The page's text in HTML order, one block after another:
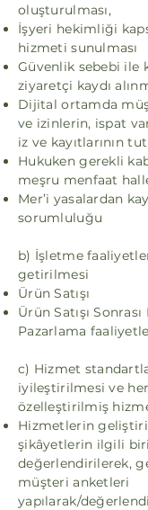
oluşturulması,
İşyeri hekimliği
hizmeti sunulması
Güvenlik sebebi ile
ziyaretçi kaydı
Dijital ortamda
ve izinlerin, ispat
iz ve kayıtlarının
Hukuken gerekli
meşru menfaat
Mer’i yasalardan
sorumluluğu
b) İşletme
getirilmesi
Ürün Satışı
Ürün Satışı
Pazarlama
c) Hizmet
iyileştirilmesi ve
özelleştirilmiş
Hizmetlerin
şikâyetlerin ilgili
değerlendirilerek,
müşteri anketleri
yapılarak/